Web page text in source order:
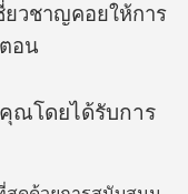
ยวชาญคอยให้การ
อน
คุณโดยได้รับการ